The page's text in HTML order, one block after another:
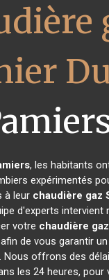
, les habitants
expérimentés
à leur chaudière gaz
d'experts intervient
votre chaudière
de vous garantir
Nous offrons des
les 24 heures, pour